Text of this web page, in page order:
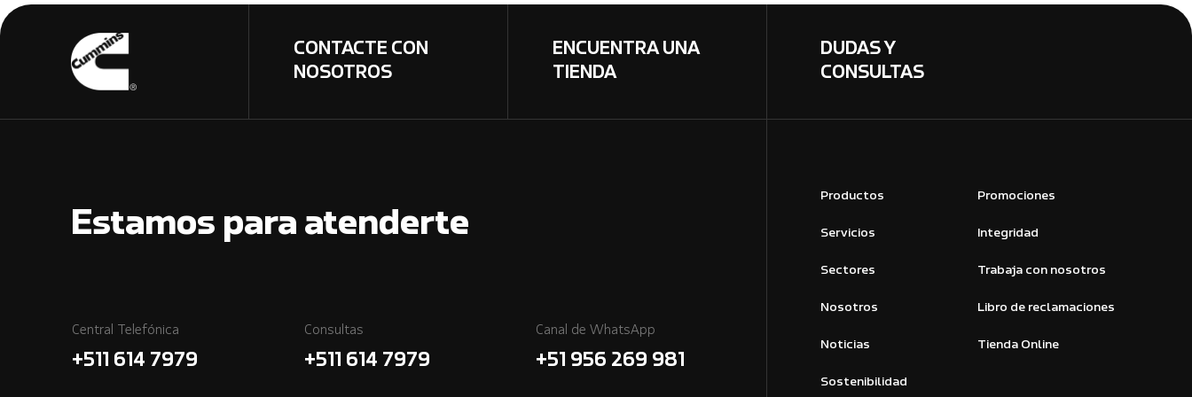
CONTACTE CON
NOSOTROS
ENCUENTRA UNA
TIENDA
DUDAS Y
CONSULTAS
Estamos para atenderte
Central Telefónica
+511 614 7979
Consultas
+511 614 7979
Canal de WhatsApp
+51 956 269 981
Productos
Servicios
Sectores
Nosotros
Noticias
Sostenibilidad
Promociones
Integridad
Trabaja con nosotros
Libro de reclamaciones
Tienda Online